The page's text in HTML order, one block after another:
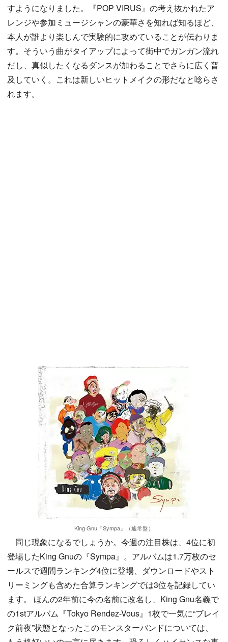
すようになりました。『POP VIRUS』の考え抜かれたア
レンジや参加ミュージシャンの豪華さを知れば知るほど、
本人が誰より楽しんで実験的に攻めていることが伝わりま
す。そういう曲がタイアップによって街中でガンガン流れ
だし、真似したくなるダンスが加わることでさらに広く普
及していく。これは新しいヒットメイクの形だなと唸らさ
れます。
King Gnu『Sympa』（通常盤）
同じ現象になるでしょうか。今週の注目株は、4位に初
登場したKing Gnuの『Sympa』。アルバムは1.7万枚のセ
ールスで週間ランキング4位に登場、ダウンロードやスト
リーミングも含めた合算ランキングでは3位を記録してい
ます。 ほんの2年前に今の名前に改名し、King Gnu名義で
の1stアルバム『Tokyo Rendez-Vous』1枚で一気に“ブレイ
ク前夜”状態となったこのモンスターバンドについては、